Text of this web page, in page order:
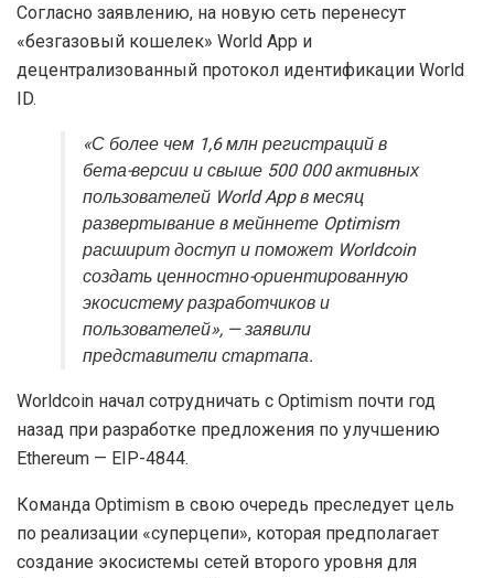
Согласно заявлению, на новую сеть перенесут
«безгазовый кошелек» World App и
децентрализованный протокол идентификации World
ID.
«С более чем 1,6 млн регистраций в
бета-версии и свыше 500 000 активных
пользователей World App в месяц
развертывание в мейннете Optimism
расширит доступ и поможет Worldcoin
создать ценностно-ориентированную
экосистему разработчиков и
пользователей», — заявили
представители стартапа.
Worldcoin начал сотрудничать с Optimism почти год
назад при разработке предложения по улучшению
Ethereum — EIP-4844.
Команда Optimism в свою очередь преследует цель
по реализации «суперцепи», которая предполагает
создание экосистемы сетей второго уровня для